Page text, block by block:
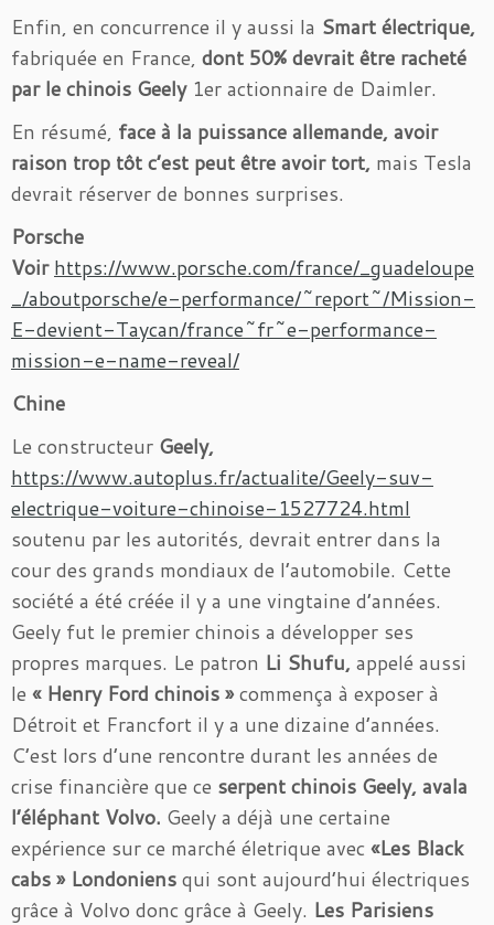
Enfin, en concurrence il y aussi la Smart électrique,
fabriquée en France, dont 50% devrait être racheté
par le chinois Geely 1er actionnaire de Daimler.
En résumé, face à la puissance allemande, avoir
raison trop tôt c’est peut être avoir tort, mais Tesla
devrait réserver de bonnes surprises.
Porsche
Voirhttps://www.porsche.com/france/_guadeloupe
_/aboutporsche/e-performance/~report~/Mission-
E-devient-Taycan/france~fr~e-performance-
mission-e-name-reveal/
Chine
Le constructeur Geely,
https://www.autoplus.fr/actualite/Geely-suv-
electrique-voiture-chinoise-1527724.html
soutenu par les autorités, devrait entrer dans la
cour des grands mondiaux de l’automobile. Cette
société a été créée il y a une vingtaine d’années.
Geely fut le premier chinois a développer ses
propres marques. Le patron Li Shufu, appelé aussi
le « Henry Ford chinois »commença à exposer à
Détroit et Francfort il y a une dizaine d’années.
C’est lors d’une rencontre durant les années de
crise financière que ce serpent chinois Geely, avala
l’éléphant Volvo. Geely a déjà une certaine
expérience sur ce marché életrique avec«Les Black
cabs » Londoniensqui sont aujourd’hui électriques
grâce à Volvo donc grâce à Geely. Les Parisiens